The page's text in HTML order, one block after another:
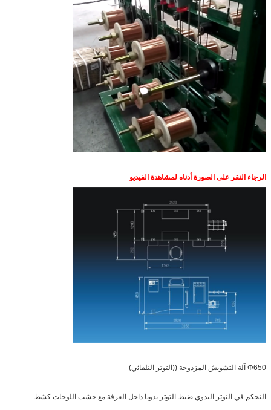
الرجاء النقر على الصورة أدناه لمشاهدة الفيديو
Φ650 آلة التشويش المزدوجة ((التوتر التلقائي)
التحكم في التوتر اليدوي ضبط التوتر يدويا داخل الغرفة مع خشب اللوحات كشط